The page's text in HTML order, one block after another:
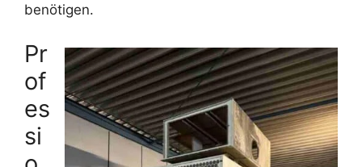
benötigen.
Pr
of
es
si